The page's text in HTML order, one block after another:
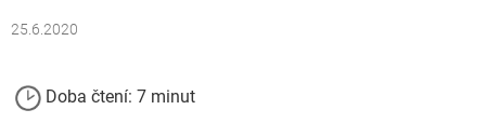
25.6.2020
Doba čtení: 7 minut